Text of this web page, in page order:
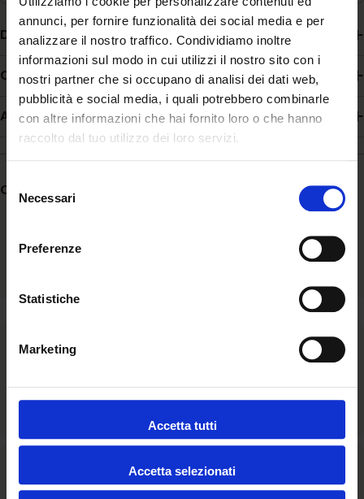
annunci, per fornire funzionalità dei social media e per
analizzare il nostro traffico. Condividiamo inoltre
informazioni sul modo in cui utilizzi il nostro sito con i
nostri partner che si occupano di analisi dei dati web,
pubblicità e social media, i quali potrebbero combinarle
con altre informazioni che hai fornito loro o che hanno
raccolto dal tuo utilizzo dei loro servizi.
delNecessari
Preferenze
Statistiche
Marketing
Accetta tutti
Accetta selezionati
Descrizione
Composizione
Additivi
Condividere:
Ascolto
Siamo al fianco della comunità ascoltandone bisogni e